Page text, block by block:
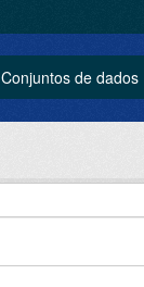
Conjuntos de dados